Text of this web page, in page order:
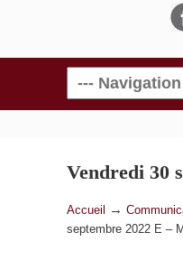
Navigation
Vendredi 30
– Munch
Accueil →
septembre 2022 E –